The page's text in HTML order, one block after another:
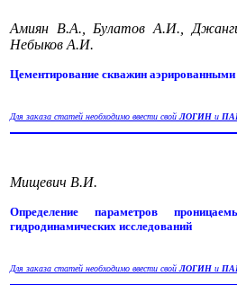
Амиян В.А., Булатов А.И.,
Небыков А.И.
Цементирование скважин
Для заказа статей необходимо ввести свойЛОГИН и
Мищевич В.И.
Определение параметров
гидродинамических исследований
Для заказа статей необходимо ввести свойЛОГИН и